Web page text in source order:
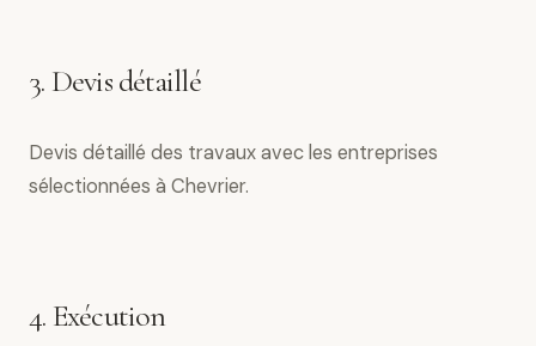
3. Devis détaillé
Devis détaillé des travaux avec les entreprises
sélectionnées à Chevrier.
4. Exécution